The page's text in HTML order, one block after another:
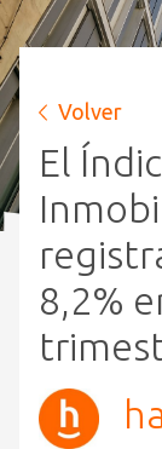
Volver
El
8,2%